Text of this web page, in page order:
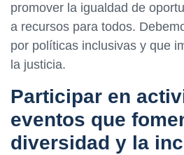
promover la igualdad de
a recursos para todos.
por políticas inclusivas y que
la justicia.
Participar en
eventos que
diversidad y la